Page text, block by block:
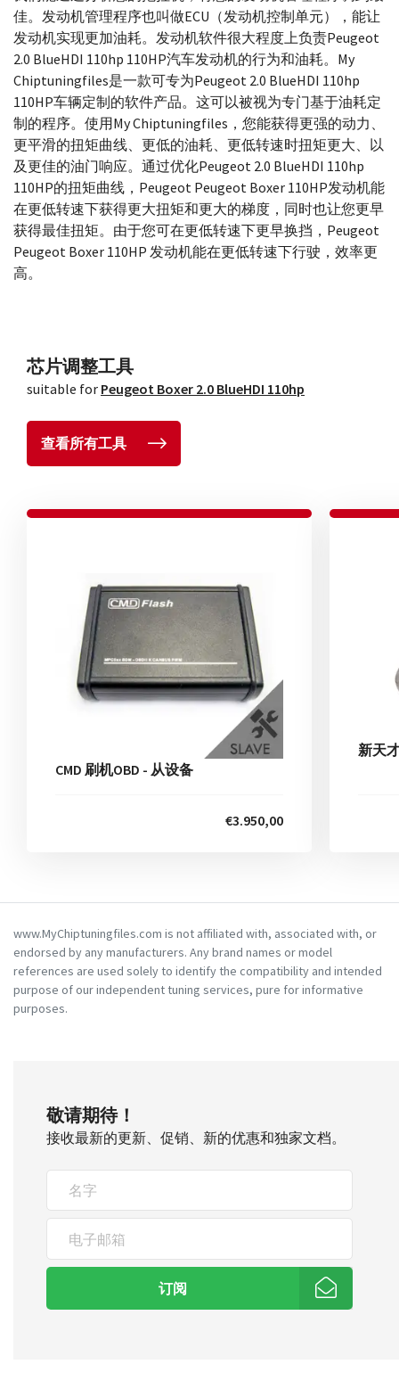
佳。发动机管理程序也叫做ECU（发动机控制单元），能让
发动机实现更加油耗。发动机软件很大程度上负责Peugeot
2.0 BlueHDI 110hp 110HP汽车发动机的行为和油耗。My
Chiptuningfiles是一款可专为Peugeot 2.0 BlueHDI 110hp
110HP车辆定制的软件产品。这可以被视为专门基于油耗定
制的程序。使用My Chiptuningfiles，您能获得更强的动力、
更平滑的扭矩曲线、更低的油耗、更低转速时扭矩更大、以
及更佳的油门响应。通过优化Peugeot 2.0 BlueHDI 110hp
110HP的扭矩曲线，Peugeot Peugeot Boxer 110HP发动机能
在更低转速下获得更大扭矩和更大的梯度，同时也让您更早
获得最佳扭矩。由于您可在更低转速下更早换挡，Peugeot
Peugeot Boxer 110HP 发动机能在更低转速下行驶，效率更
高。
芯片调整工具
suitable for Peugeot Boxer 2.0 BlueHDI 110hp
查看所有工具
CMD 刷机OBD - 从设备
€3.950,00
新天
www.MyChiptuningfiles.com is not affiliated with, associated with, or
endorsed by any manufacturers. Any brand names or model
references are used solely to identify the compatibility and intended
purpose of our independent tuning services, pure for informative
purposes.
敬请期待！
接收最新的更新、促销、新的优惠和独家文档。
订阅